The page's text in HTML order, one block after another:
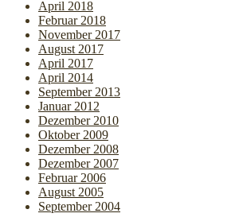
April 2018
Februar 2018
November 2017
August 2017
April 2017
April 2014
September 2013
Januar 2012
Dezember 2010
Oktober 2009
Dezember 2008
Dezember 2007
Februar 2006
August 2005
September 2004